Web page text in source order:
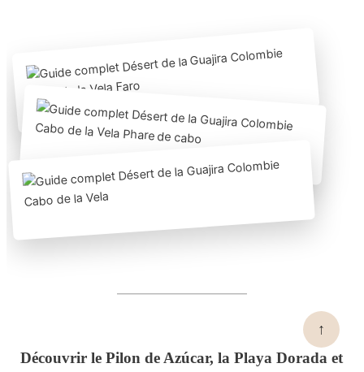
Découvrir le Pilon de Azúcar, la Playa Dorada et
↑